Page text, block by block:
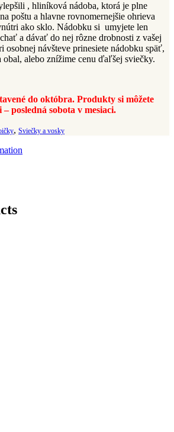
, hliníková nádoba, ktorá je plne
poštu a hlavne rovnomernejšie ohrieva
ako sklo. Nádobku si umyjete len
a dávať do nej rôzne drobnosti z vašej
osobnej návšteve prinesiete nádobku späť,
obal, alebo znížime cenu ďaľšej sviečky.
do októbra. Produkty si môžete
posledná sobota v mesiaci.
, Sviečky a vosky